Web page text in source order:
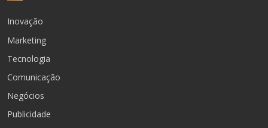
Inovação
Marketing
Tecnologia
Comunicação
Negócios
Publicidade